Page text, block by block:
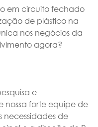
em circuito fechado
de plástico na
nos negócios da
agora?
e
nossa forte equipe de
necessidades de